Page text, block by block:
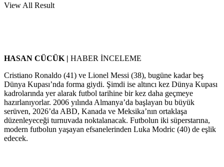
View All Result
HASAN CÜCÜK | HABER İNCELEME
Cristiano Ronaldo (41) ve Lionel Messi (38), bugüne kadar beş
Dünya Kupası’nda forma giydi. Şimdi ise altıncı kez Dünya Kupası
kadrolarında yer alarak futbol tarihine bir kez daha geçmeye
hazırlanıyorlar. 2006 yılında Almanya’da başlayan bu büyük
serüven, 2026’da ABD, Kanada ve Meksika’nın ortaklaşa
düzenleyeceği turnuvada noktalanacak. Futbolun iki süperstarına,
modern futbolun yaşayan efsanelerinden Luka Modric (40) de eşlik
edecek.